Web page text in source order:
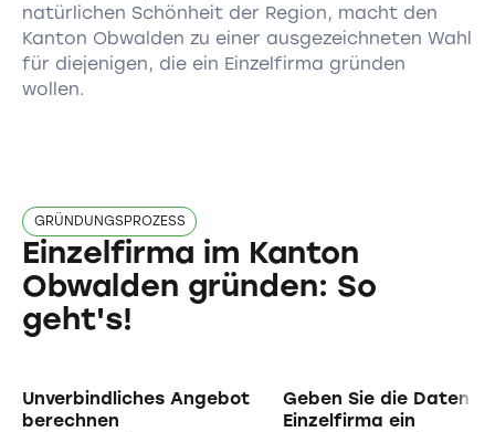
natürlichen Schönheit der Region, macht den
Kanton Obwalden zu einer ausgezeichneten Wahl
für diejenigen, die ein Einzelfirma gründen
wollen.
GRÜNDUNGSPROZESS
Einzelfirma im Kanton
Obwalden gründen: So
geht's!
Unverbindliches Angebot
berechnen
Geben Sie die Daten
Einzelfirma ein